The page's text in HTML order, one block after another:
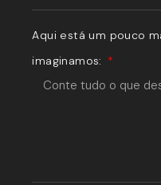
Aqui está um pouco
imaginamos: